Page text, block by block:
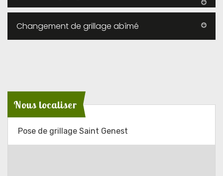
Changement de grillage abîmé
Nous localiser
Pose de grillage Saint Genest